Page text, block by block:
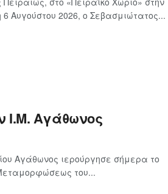
Αυγούστου 2026, ο Σεβασμιώτατος...
Ι.Μ. Αγάθωνος
Αγάθωνος ιερούργησε σήμερα το
του...